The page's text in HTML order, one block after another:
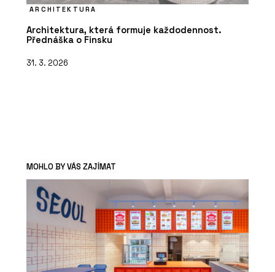
ARCHITEKTURA
Architektura, která formuje každodennost.
Přednáška o Finsku
31. 3. 2026
MOHLO BY VÁS ZAJÍMAT